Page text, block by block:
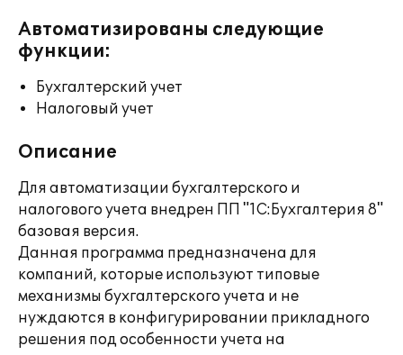
Автоматизированы следующие
функции:
Бухгалтерский учет
Налоговый учет
Описание
Для автоматизации бухгалтерского и
налогового учета внедрен ПП "1С:Бухгалтерия 8"
базовая версия.
Данная программа предназначена для
компаний, которые используют типовые
механизмы бухгалтерского учета и не
нуждаются в конфигурировании прикладного
решения под особенности учета на